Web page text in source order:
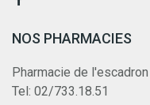
NOS PHARMACIES
Pharmacie de l'escadron
Tel: 02/733.18.51